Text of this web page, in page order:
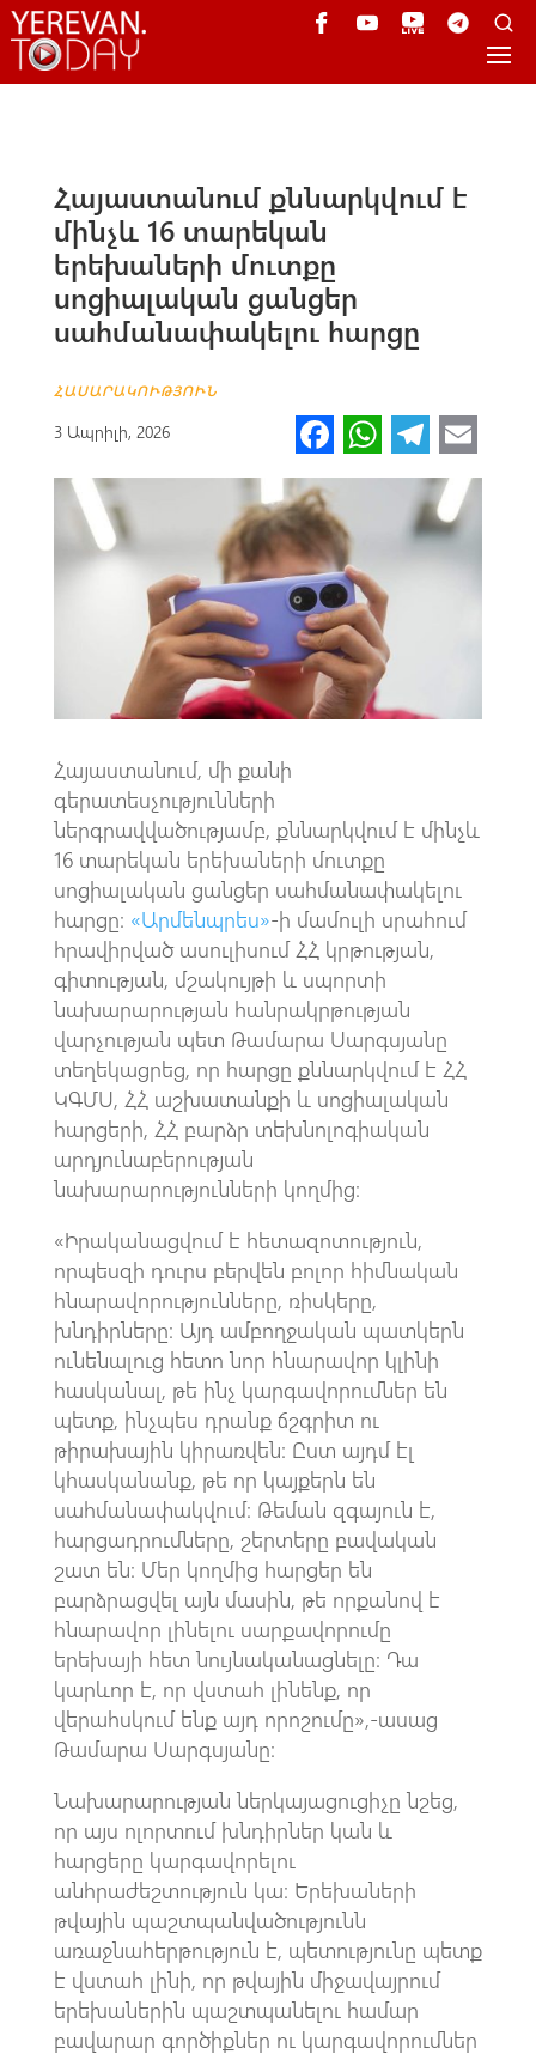
Հայաստանում քննարկվում է
մինչև 16 տարեկան
երեխաների մուտքը
սոցիալական ցանցեր
սահմանափակելու հարցը
ՀԱՍԱՐԱԿՈՒԹՅՈՒՆ
3 Ապրիլի, 2026 Fa
ce
b
o
o
k
W
h
at
A
p
p
Te
le
gr
a
m
m
Հայաստանում, մի քանի
գերատեսչությունների
ներգրավվածությամբ, քննարկվում է մինչև
16 տարեկան երեխաների մուտքը
սոցիալական ցանցեր սահմանափակելու
հարցը։ «Արմենպրես»-ի մամուլի սրահում
հրավիրված ասուլիսում ՀՀ կրթության,
գիտության, մշակույթի և սպորտի
նախարարության hանրակրթության
վարչության պետ Թամարա Սարգսյանը
տեղեկացրեց, որ հարցը քննարկվում է ՀՀ
ԿԳՄՍ, ՀՀ աշխատանքի և սոցիալական
հարցերի, ՀՀ բարձր տեխնոլոգիական
արդյունաբերության
նախարարությունների կողմից։
«Իրականացվում է հետազոտություն,
որպեսզի դուրս բերվեն բոլոր հիմնական
հնարավորությունները, ռիսկերը,
խնդիրները։ Այդ ամբողջական պատկերն
ունենալուց հետո նոր հնարավոր կլինի
հասկանալ, թե ինչ կարգավորումներ են
պետք, ինչպես դրանք ճշգրիտ ու
թիրախային կիրառվեն։ Ըստ այդմ էլ
կհասկանանք, թե որ կայքերն են
սահմանափակվում։ Թեման զգայուն է,
հարցադրումները, շերտերը բավական
շատ են։ Մեր կողմից հարցեր են
բարձրացվել այն մասին, թե որքանով է
հնարավոր լինելու սարքավորումը
երեխայի հետ նույնականացնելը։ Դա
կարևոր է, որ վստահ լինենք, որ
վերահսկում ենք այդ որոշումը»,-ասաց
Թամարա Սարգսյանը։
Նախարարության ներկայացուցիչը նշեց,
որ այս ոլորտում խնդիրներ կան և
հարցերը կարգավորելու
անհրաժեշտություն կա։ Երեխաների
թվային պաշտպանվածությունն
առաջնահերթություն է, պետությունը պետք
է վստահ լինի, որ թվային միջավայրում
երեխաներին պաշտպանելու համար
բավարար գործիքներ ու կարգավորումներ